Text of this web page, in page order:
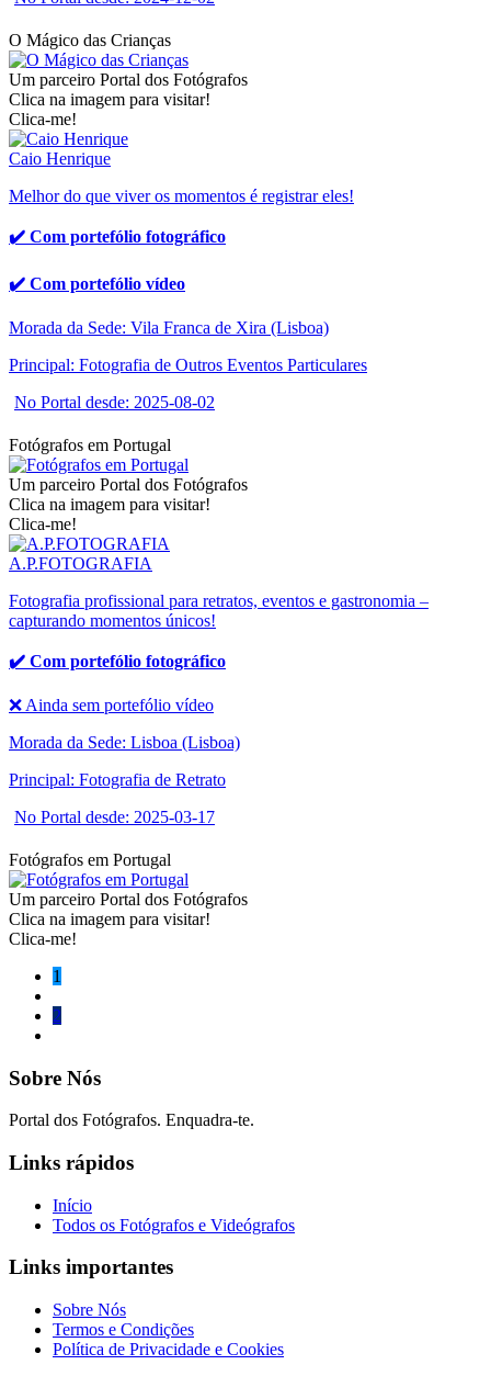
O Mágico das Crianças
Um parceiro Portal dos Fotógrafos
Clica na imagem para visitar!
Clica-me!
Caio Henrique
Melhor do que viver os momentos é registrar eles!
✔️ Com portefólio fotográfico
✔️ Com portefólio vídeo
Morada da Sede: Vila Franca de Xira (Lisboa)
Principal: Fotografia de Outros Eventos Particulares
No Portal desde: 2025-08-02
Fotógrafos em Portugal
Um parceiro Portal dos Fotógrafos
Clica na imagem para visitar!
Clica-me!
A.P.FOTOGRAFIA
Fotografia profissional para retratos, eventos e gastronomia –
capturando momentos únicos!
✔️ Com portefólio fotográfico
❌ Ainda sem portefólio vídeo
Morada da Sede: Lisboa (Lisboa)
Principal: Fotografia de Retrato
No Portal desde: 2025-03-17
Fotógrafos em Portugal
Um parceiro Portal dos Fotógrafos
Clica na imagem para visitar!
Clica-me!
1
2
Sobre Nós
Portal dos Fotógrafos. Enquadra-te.
Links rápidos
Início
Todos os Fotógrafos e Videógrafos
Links importantes
Sobre Nós
Termos e Condições
Política de Privacidade e Cookies